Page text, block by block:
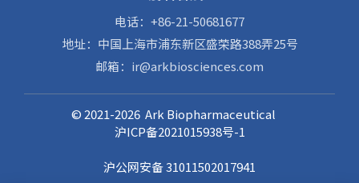
电话：+86-21-50681677
地址：中国上海市浦东新区盛荣路388弄25号
邮箱：ir@arkbiosciences.com
© 2021-2026 Ark Biopharmaceutical
沪ICP备2021015938号-1
沪公网安备 31011502017941